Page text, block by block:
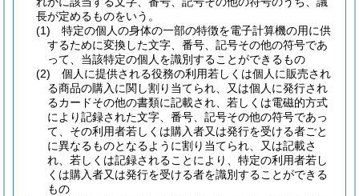
長が定めるものをいう。
(1)
特定の個人の身体の一部の特徴を電子計算機の用に供
するために変換した文字、番号、記号その他の符号であ
って、当該特定の個人を識別することができるもの
(2)
個人に提供される役務の利用若しくは個人に販売され
る商品の購入に関し割り当てられ、又は個人に発行され
るカードその他の書類に記載され、若しくは電磁的方式
により記録された文字、番号、記号その他の符号であっ
て、その利用者若しくは購入者又は発行を受ける者ごと
に異なるものとなるように割り当てられ、又は記載さ
れ、若しくは記録されることにより、特定の利用者若し
くは購入者又は発行を受ける者を識別することができる
もの